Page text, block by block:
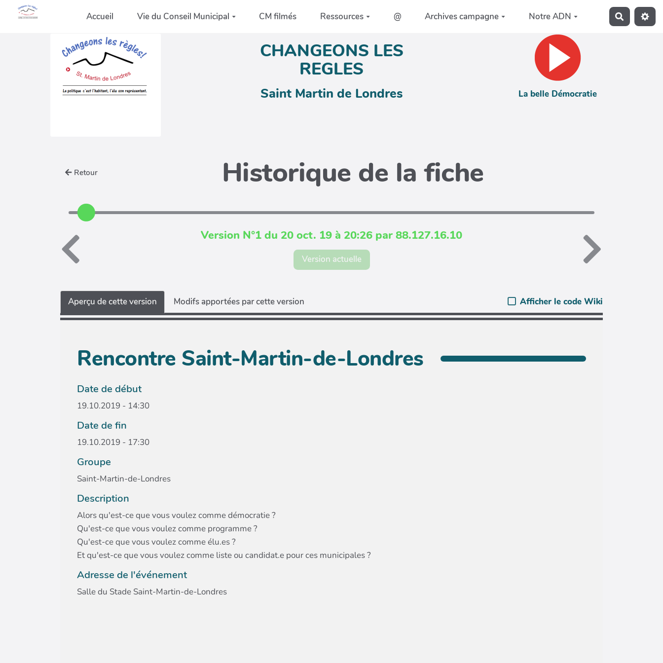
Accueil Vie du Conseil Municipal CM filmés Ressources @ Archives campagne Notre ADN
CHANGEONS LES
REGLES
Saint Martin de Londres La belle Démocratie
Retour Historique de la fiche
Version N°1 du 20 oct. 19 à 20:26 par 88.127.16.10
Version actuelle
Aperçu de cette version Modifs apportées par cette version Afficher le code Wiki
Rencontre Saint-Martin-de-Londres
Date de début
19.10.2019 - 14:30
Date de fin
19.10.2019 - 17:30
Groupe
Saint-Martin-de-Londres
Description
Alors qu'est-ce que vous voulez comme démocratie ?
Qu'est-ce que vous voulez comme programme ?
Qu'est-ce que vous voulez comme élu.es ?
Et qu'est-ce que vous voulez comme liste ou candidat.e pour ces municipales ?
Adresse de l'événement
Salle du Stade Saint-Martin-de-Londres